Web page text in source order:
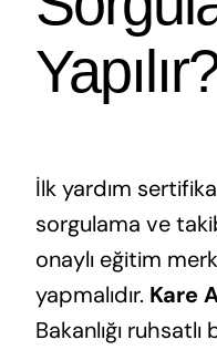
İlk yardım
sorgulama ve
onaylı eğitim
yapmalıdır. Kare
Bakanlığı